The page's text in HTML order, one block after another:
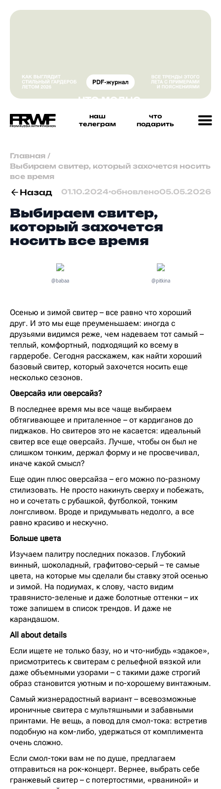
наш
телеграм
что
подарить
Главная /
Выбираем свитер, который захочется носить
все время
Назад 01.10.2024•обновлено05.05.2026
Выбираем свитер,
который захочется
носить все время
@babaa @pitkina
Осенью и зимой свитер – все равно что хороший
друг. И это мы еще преуменьшаем: иногда с
друзьями видимся реже, чем надеваем тот самый –
теплый, комфортный, подходящий ко всему в
гардеробе. Сегодня расскажем, как найти хороший
базовый свитер, который захочется носить еще
несколько сезонов.
Оверсайз или оверсайз?
В последнее время мы все чаще выбираем
обтягивающее и приталенное – от кардиганов до
пиджаков. Но свитеров это не касается: идеальный
свитер все еще оверсайз. Лучше, чтобы он был не
слишком тонким, держал форму и не просвечивал,
иначе какой смысл?
Еще один плюс оверсайза – его можно по-разному
стилизовать. Не просто накинуть сверху и побежать,
но и сочетать с рубашкой, футболкой, тонким
лонгсливом. Вроде и придумывать недолго, а все
равно красиво и нескучно.
Больше цвета
Изучаем палитру последних показов. Глубокий
винный, шоколадный, графитово-серый – те самые
цвета, на которые мы сделали бы ставку этой осенью
и зимой. На подиумах, к слову, часто видим
травянисто-зеленые и даже болотные оттенки – их
тоже запишем в список трендов. И даже не
карандашом.
All about details
Если ищете не только базу, но и что-нибудь «эдакое»,
присмотритесь к свитерам с рельефной вязкой или
даже объемными узорами – с такими даже строгий
образ становится уютным и по-хорошему винтажным.
Самый жизнерадостный вариант – всевозможные
ироничные свитера с мультяшными и забавными
принтами. Не вещь, а повод для смол-тока: встретив
подобную на ком-либо, удержаться от комплимента
очень сложно.
Если смол-токи вам не по душе, предлагаем
отправиться на рок-концерт. Вернее, выбрать себе
гранжевый свитер – с потертостями, «рваниной» и